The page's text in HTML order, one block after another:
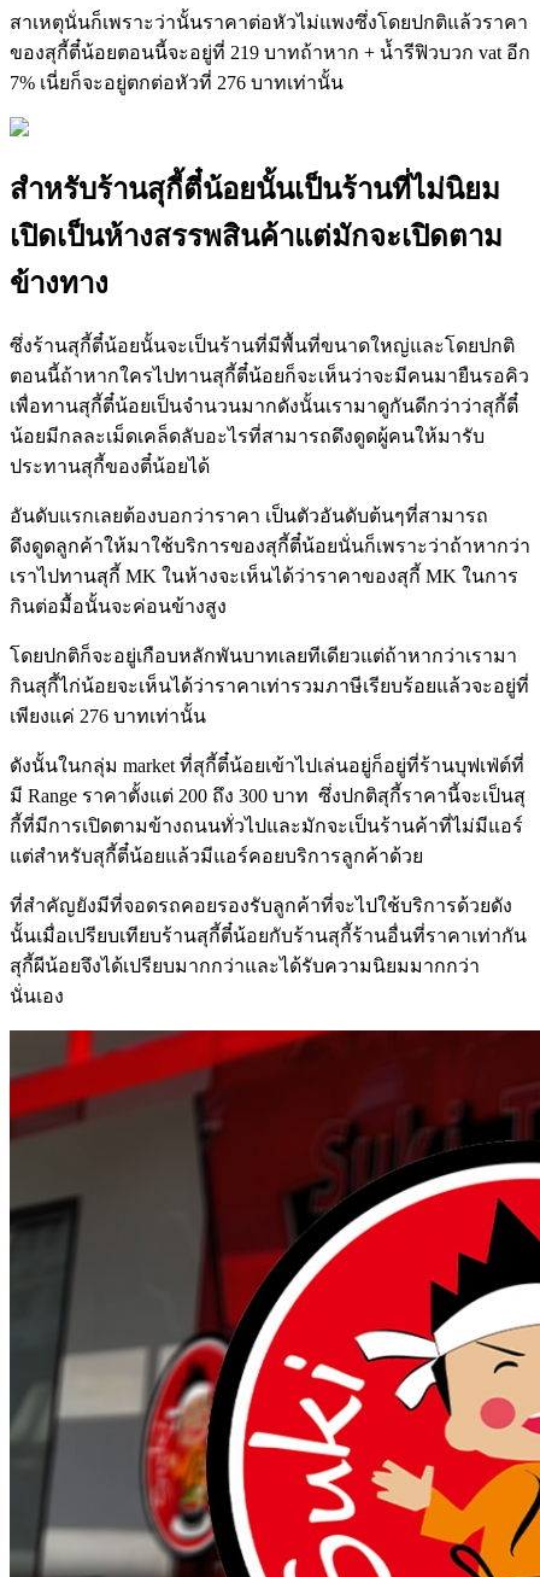
สาเหตุนั่นก็เพราะว่านั้นราคาต่อหัวไม่แพงซึ่งโดยปกติแล้วราคา
ของสุกี้ตี๋น้อยตอนนี้จะอยู่ที่ 219 บาทถ้าหาก + น้ำรีฟิวบวก vat อีก
7% เนี่ยก็จะอยู่ตกต่อหัวที่ 276 บาทเท่านั้น
สำหรับร้านสุกี้ตี๋น้อยนั้นเป็นร้านที่ไม่นิยม
เปิดเป็นห้างสรรพสินค้าแต่มักจะเปิดตาม
ข้างทาง
ซึ่งร้านสุกี้ตี๋น้อยนั้นจะเป็นร้านที่มีพื้นที่ขนาดใหญ่และโดยปกติ
ตอนนี้ถ้าหากใครไปทานสุกี้ตี๋น้อยก็จะเห็นว่าจะมีคนมายืนรอคิว
เพื่อทานสุกี้ตี๋น้อยเป็นจำนวนมากดังนั้นเรามาดูกันดีกว่าว่าสุกี้ตี๋
น้อยมีกลละเม็ดเคล็ดลับอะไรที่สามารถดึงดูดผู้คนให้มารับ
ประทานสุกี้ของตี๋น้อยได้
อันดับแรกเลยต้องบอกว่าราคา เป็นตัวอันดับต้นๆที่สามารถ
ดึงดูดลูกค้าให้มาใช้บริการของสุกี้ตี๋น้อยนั่นก็เพราะว่าถ้าหากว่า
เราไปทานสุกี้ MK ในห้างจะเห็นได้ว่าราคาของสุกี้ MK ในการ
กินต่อมื้อนั้นจะค่อนข้างสูง
โดยปกติก็จะอยู่เกือบหลักพันบาทเลยทีเดียวแต่ถ้าหากว่าเรามา
กินสุกี้ไก่น้อยจะเห็นได้ว่าราคาเท่ารวมภาษีเรียบร้อยแล้วจะอยู่ที่
เพียงแค่ 276 บาทเท่านั้น
ดังนั้นในกลุ่ม market ที่สุกี้ตี๋น้อยเข้าไปเล่นอยู่ก็อยู่ที่ร้านบุฟเฟ่ต์ที่
มี Range ราคาตั้งแต่ 200 ถึง 300 บาท ซึ่งปกติสุกี้ราคานี้จะเป็นสุ
กี้ที่มีการเปิดตามข้างถนนทั่วไปและมักจะเป็นร้านค้าที่ไม่มีแอร์
แต่สำหรับสุกี้ตี๋น้อยแล้วมีแอร์คอยบริการลูกค้าด้วย
ที่สำคัญยังมีที่จอดรถคอยรองรับลูกค้าที่จะไปใช้บริการด้วยดัง
นั้นเมื่อเปรียบเทียบร้านสุกี้ตี๋น้อยกับร้านสุกี้ร้านอื่นที่ราคาเท่ากัน
สุกี้ผีน้อยจึงได้เปรียบมากกว่าและได้รับความนิยมมากกว่า
นั่นเอง